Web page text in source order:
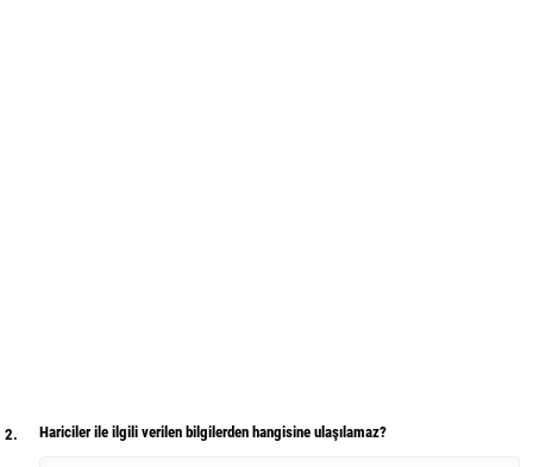
2. Hariciler ile ilgili verilen bilgilerden hangisine ulaşılamaz?